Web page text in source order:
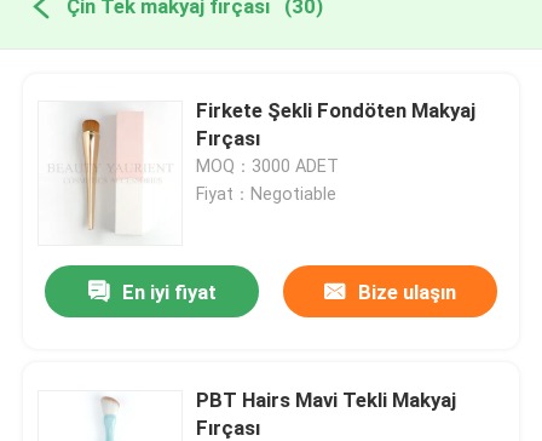
Çin Tek makyaj fırçası (30)
Firkete Şekli Fondöten Makyaj
Fırçası
MOQ：3000 ADET
Fiyat：Negotiable
En iyi fiyat Bize ulaşın
PBT Hairs Mavi Tekli Makyaj
Fırçası